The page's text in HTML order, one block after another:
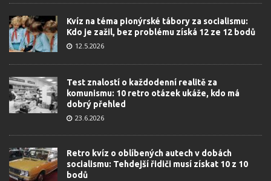
Kvíz na téma pionýrské tábory za socialismu:
Kdo je zažil, bez problému získá 12 ze 12 bodů
12.5.2026
Test znalostí o každodenní realitě za
komunismu: 10 retro otázek ukáže, kdo má
dobrý přehled
23.6.2026
Retro kvíz o oblíbených autech v dobách
socialismu: Tehdejší řidiči musí získat 10 z 10
bodů